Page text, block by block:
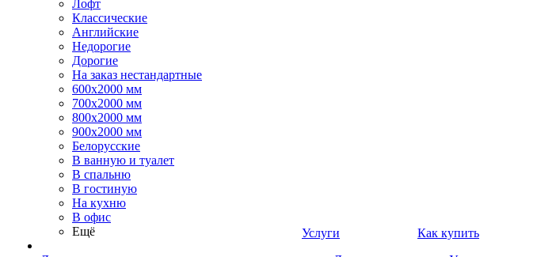
Лофт
Классические
Английские
Недорогие
Дорогие
На заказ нестандартные
600х2000 мм
700х2000 мм
800х2000 мм
900х2000 мм
Белорусские
В ванную и туалет
В спальню
В гостиную
На кухню
В офис
Ещё
Услуги
Как купить